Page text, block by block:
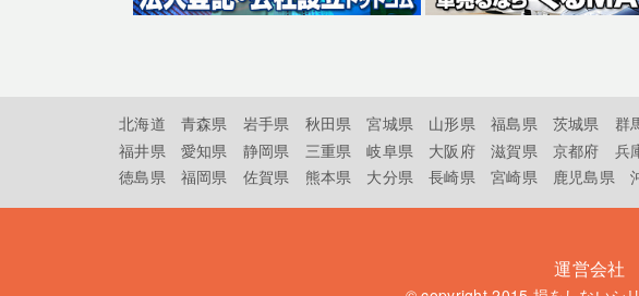
北海道 青森県 岩手県 秋田県 宮城県 山形県 福島県 茨城県 群
福井県
愛知県 静岡県 三重県 岐阜県 大阪府 滋賀県 京都府 兵
徳島県
福岡県 佐賀県 熊本県 大分県 長崎県 宮崎県 鹿児島県
運営会社